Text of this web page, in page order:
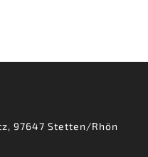
97647 Stetten/Rhön